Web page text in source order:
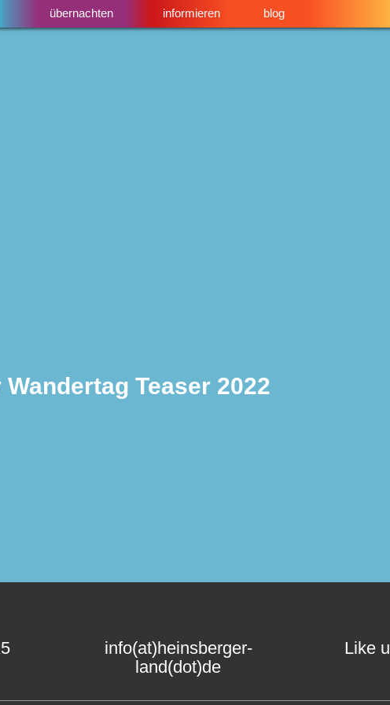
übernachten informieren blog
Teaser 2022
info(at)heinsberger-
land(dot)de
Like